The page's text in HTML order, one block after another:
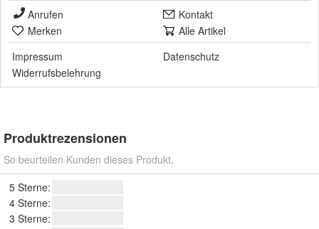
Anrufen
Kontakt
Merken
Alle Artikel
Impressum
Datenschutz
Widerrufsbelehrung
Produktrezensionen
So beurteilen Kunden dieses Produkt.
5 Sterne:
4 Sterne:
3 Sterne: